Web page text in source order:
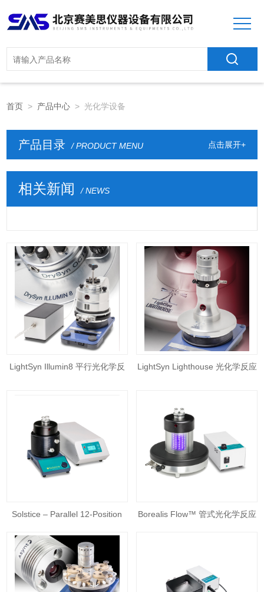
首页 > 产品中心 > 光化学设备
产品目录 / PRODUCT MENU 点击展开+
相关新闻 / NEWS
LightSyn Illumin8 平行光化学反 LightSyn Lighthouse 光化学反应
Solstice – Parallel 12-Position
LED Photoreactor 12位光化学反
应器
Borealis Flow™ 管式光化学反应